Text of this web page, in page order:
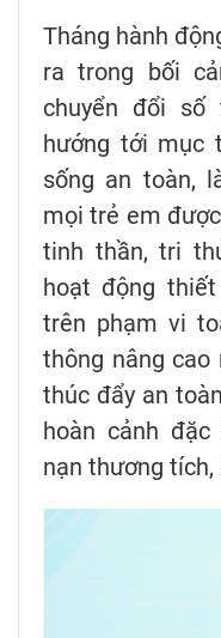
Tháng hành
ra trong bối
chuyển đổi số
hướng tới mục
sống an toàn,
mọi trẻ em
tinh thần, tri
hoạt động
trên phạm vi
thông nâng
thúc đẩy an
hoàn cảnh
nạn thương tích,